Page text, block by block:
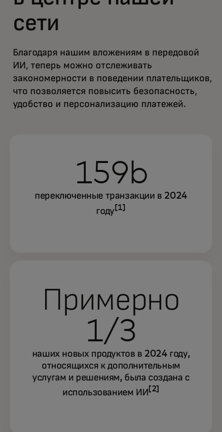
сети
Благодаря нашим вложениям в передовой
ИИ, теперь можно отслеживать
закономерности в поведении плательщиков,
что позволяется повысить безопасность,
удобство и персонализацию платежей.
159b
переключенные транзакции в 2024
году[1]
Примерно
1/3
наших новых продуктов в 2024 году,
относящихся к дополнительным
услугам и решениям, была создана с
использованием ИИ
[2]